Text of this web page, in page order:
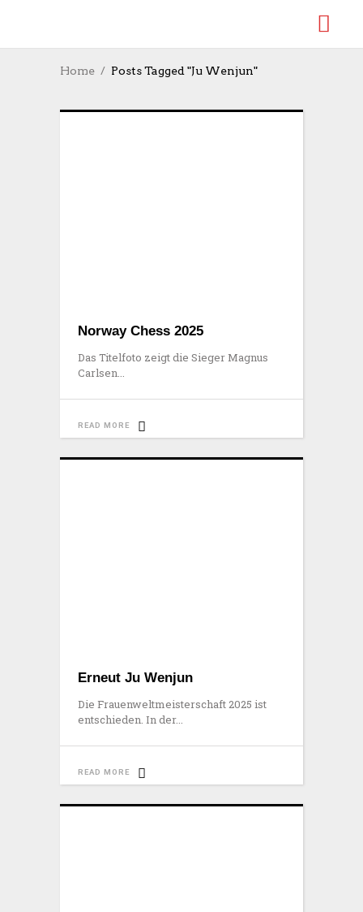
Home Posts Tagged "Ju Wenjun"
Norway Chess 2025
Das Titelfoto zeigt die Sieger Magnus
Carlsen
READ MORE
Erneut Ju Wenjun
Die Frauenweltmeisterschaft 2025 ist
entschieden. In der
READ MORE